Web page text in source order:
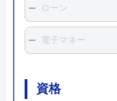
ローン
電子マネー
資格